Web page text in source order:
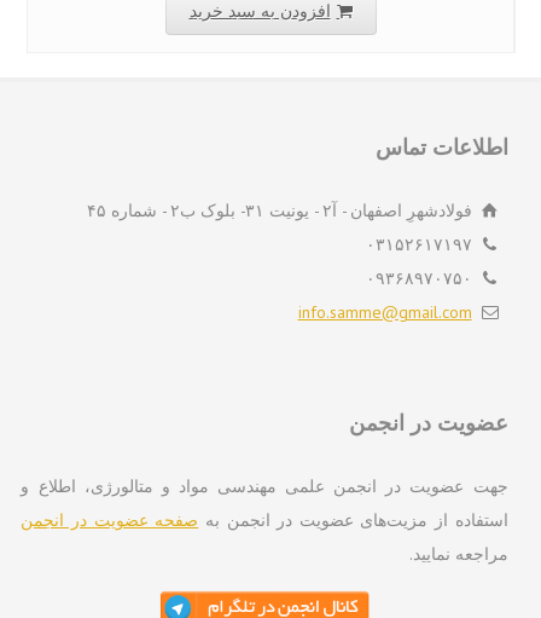
افزودن به سبد خرید
تماس
فولادشهرِ اصفهان - آ۲ - یونیت ۳۱- بلوک ب۲ - شماره ۴۵
۰۳۱۵۲۶۱۷۱۹۷
۰۹۳۶۸۹۷۰۷۵۰
info.samme@gmail.com
در انجمن
عضویت در انجمن علمی مهندسی مواد و متالورژی، اطلاع و
از مزیت‌های عضویت در انجمن بهصفحه عضویت در انجمن
نمایید.